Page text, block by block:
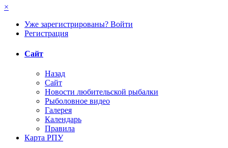
×
Уже зарегистрированы? Войти
Регистрация
Сайт
Назад
Сайт
Новости любительской рыбалки
Рыболовное видео
Галерея
Календарь
Правила
Карта РПУ